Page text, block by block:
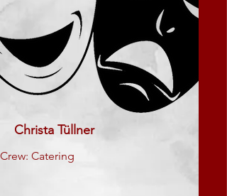
Christa Tüllner
Crew: Catering